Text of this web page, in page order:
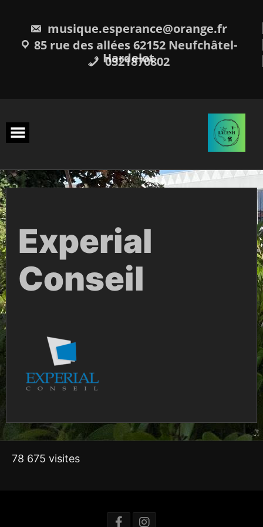
musique.esperance@orange.fr
85 rue des allées 62152 Neufchâtel-
Hardelot
0321870802
Experial
Conseil
78 675 visites